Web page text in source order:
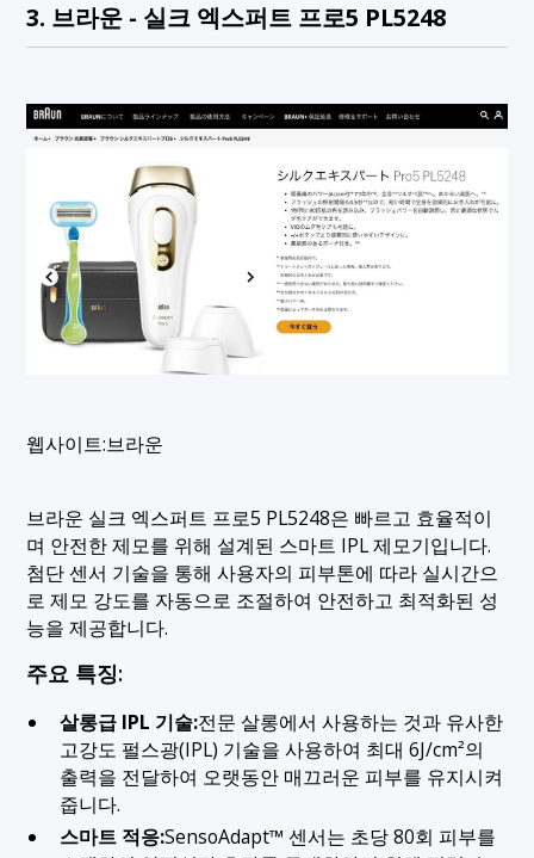
3. 브라운 - 실크 엑스퍼트 프로5 PL5248
웹사이트:브라운
브라운 실크 엑스퍼트 프로5 PL5248은 빠르고 효율적이
며 안전한 제모를 위해 설계된 스마트 IPL 제모기입니다.
첨단 센서 기술을 통해 사용자의 피부톤에 따라 실시간으
로 제모 강도를 자동으로 조절하여 안전하고 최적화된 성
능을 제공합니다.
주요 특징:
살롱급 IPL 기술:전문 살롱에서 사용하는 것과 유사한
고강도 펄스광(IPL) 기술을 사용하여 최대 6J/cm²의
출력을 전달하여 오랫동안 매끄러운 피부를 유지시켜
줍니다.
스마트 적응:SensoAdapt™ 센서는 초당 80회 피부를